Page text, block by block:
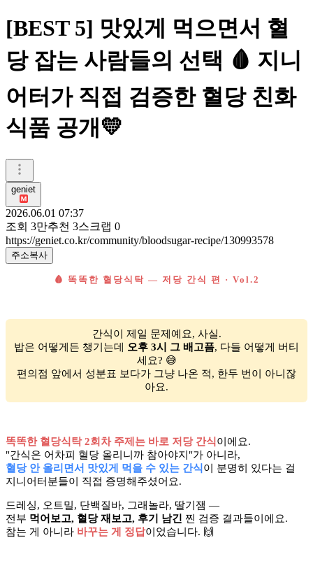
[BEST 5] 맛있게 먹으면서 혈
당 잡는 사람들의 선택 🩸 지니
어터가 직접 검증한 혈당 친화
식품 공개💛
geniet
2026.06.01 07:37
조회 3만추천 3스크랩 0
https://geniet.co.kr/community/bloodsugar-recipe/130993578
주소복사
🩸 똑똑한 혈당식탁 — 저당 간식 편 · Vol.2
간식이 제일 문제예요, 사실.
밥은 어떻게든 챙기는데
오후 3시 그 배고픔, 다들 어떻게 버티
세요? 😅
편의점 앞에서 성분표 보다가 그냥 나온 적, 한두 번이 아니잖
아요.
똑똑한 혈당식탁 2회차 주제는 바로 저당 간식이에요.
"간식은 어차피 혈당 올리니까 참아야지"가 아니라,
혈당 안 올리면서 맛있게 먹을 수 있는 간식이 분명히 있다는 걸
지니어터분들이 직접 증명해주셨어요.
드레싱, 오트밀, 단백질바, 그래놀라, 딸기잼 —
전부 먹어보고, 혈당 재보고, 후기 남긴 찐 검증 결과들이에요.
참는 게 아니라 바꾸는 게 정답이었습니다. 🙌